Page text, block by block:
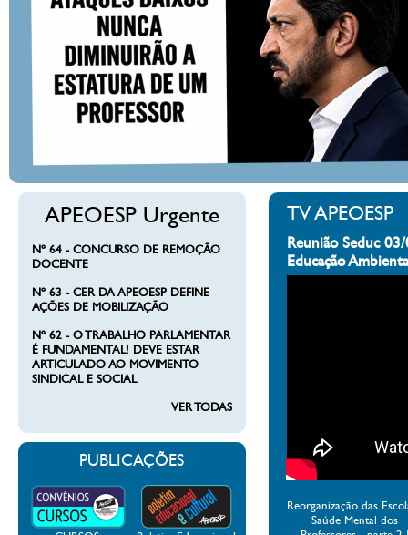
APEOESP Urgente
Nº 64 - CONCURSO DE REMOÇÃO
DOCENTE
Nº 63 - CER DA APEOESP DEFINE
AÇÕES DE MOBILIZAÇÃO
Nº 62 - O TRABALHO PARLAMENTAR
É FUNDAMENTAL! DEVE ESTAR
ARTICULADO AO MOVIMENTO
SINDICAL E SOCIAL
VER TODAS
PUBLICAÇÕES
TV APEOESP
Reunião Seduc
Educação
Reorganização das
Saúde Mental dos